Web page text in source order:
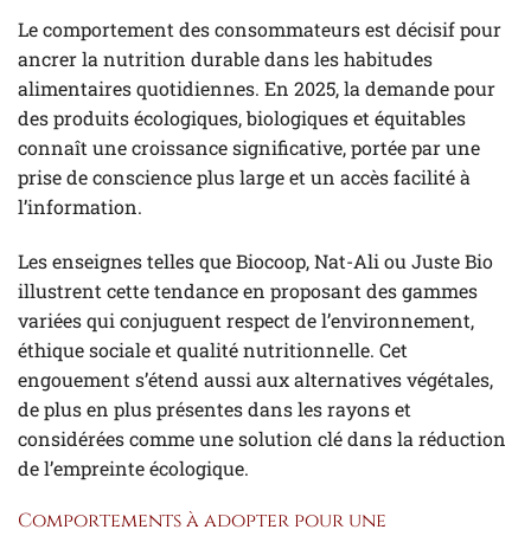
Le comportement des consommateurs est décisif pour
ancrer la nutrition durable dans les habitudes
alimentaires quotidiennes. En 2025, la demande pour
des produits écologiques, biologiques et équitables
connaît une croissance significative, portée par une
prise de conscience plus large et un accès facilité à
l’information.
Les enseignes telles que Biocoop, Nat-Ali ou Juste Bio
illustrent cette tendance en proposant des gammes
variées qui conjuguent respect de l’environnement,
éthique sociale et qualité nutritionnelle. Cet
engouement s’étend aussi aux alternatives végétales,
de plus en plus présentes dans les rayons et
considérées comme une solution clé dans la réduction
de l’empreinte écologique.
Comportements à adopter pour une